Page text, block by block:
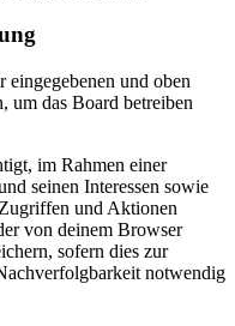
eingegebenen und oben
um das Board betreiben
im Rahmen einer
seinen Interessen sowie
und Aktionen
von deinem Browser
sofern dies zur
notwendig